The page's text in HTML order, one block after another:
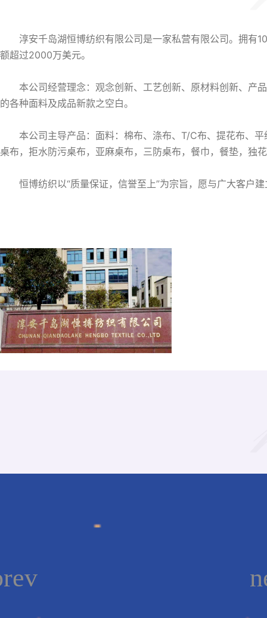
淳安千岛湖恒博纺织有限公司是一家私营有限公司。拥有
额超过2000万美元。
本公司经营理念：观念创新、工艺创新、原材料创新、产品
的各种面料及成品新款之空白。
本公司主导产品：面料：棉布、涤布、T/C布、提花布、平
桌布，拒水防污桌布，亚麻桌布，三防桌布，餐巾，餐垫
恒博纺织以“质量保证，信誉至上”为宗旨，愿与广大客户建